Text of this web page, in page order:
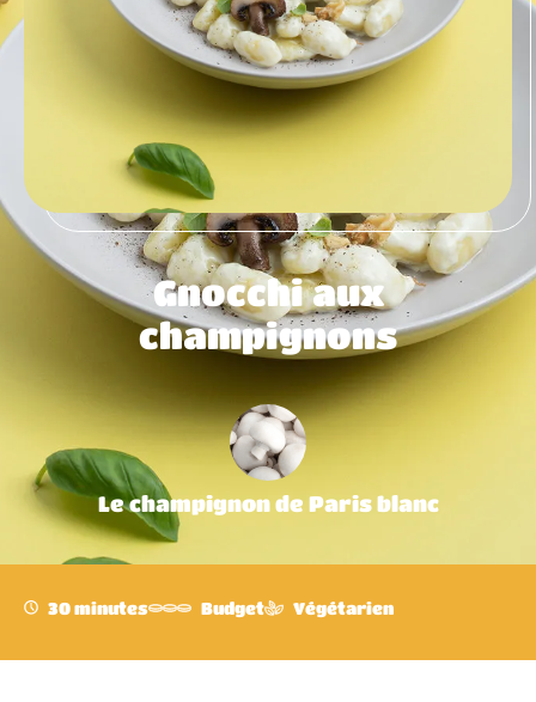
Gnocchi aux
champignons
Le champignon de Paris blanc
30 minutes Budget Végétarien